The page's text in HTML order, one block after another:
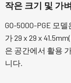
작은 크기 및 가
GO-5000-PGE 모
가 29 x 29 x
은 공간에서 활용
니다.